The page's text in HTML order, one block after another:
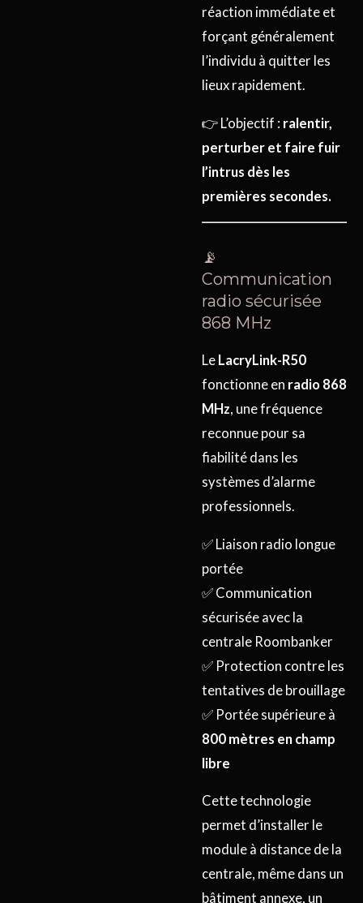
réaction immédiate et
forçant généralement
l’individu à quitter les
lieux rapidement.
👉 L’objectif : ralentir,
perturber et faire fuir
l’intrus dès les
premières secondes.
📡
Communication
radio sécurisée
868 MHz
Le LacryLink-R50
fonctionne en radio 868
MHz, une fréquence
reconnue pour sa
fiabilité dans les
systèmes d’alarme
professionnels.
✅ Liaison radio longue
portée
✅ Communication
sécurisée avec la
centrale Roombanker
✅ Protection contre les
tentatives de brouillage
✅ Portée supérieure à
800 mètres en champ
libre
Cette technologie
permet d’installer le
module à distance de la
centrale, même dans un
bâtiment annexe, un